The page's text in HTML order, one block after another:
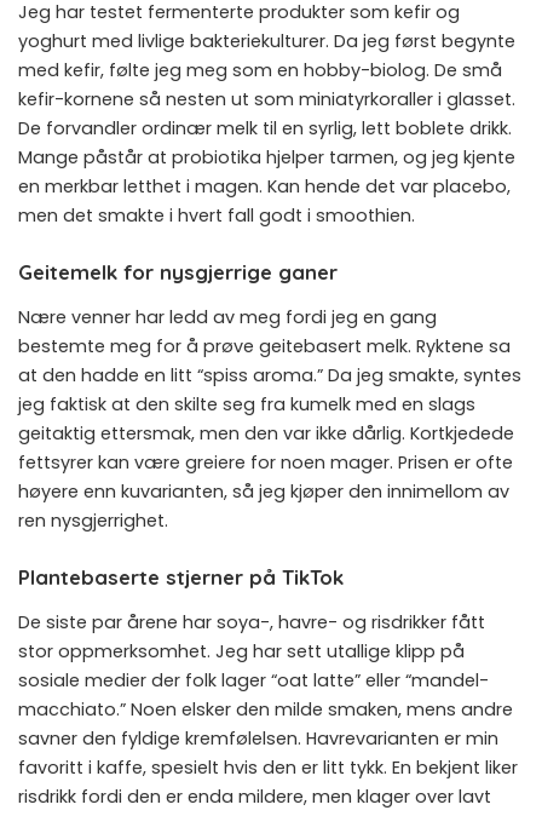
Jeg har testet fermenterte produkter som kefir og
yoghurt med livlige bakteriekulturer. Da jeg først begynte
med kefir, følte jeg meg som en hobby-biolog. De små
kefir-kornene så nesten ut som miniatyrkoraller i glasset.
De forvandler ordinær melk til en syrlig, lett boblete drikk.
Mange påstår at probiotika hjelper tarmen, og jeg kjente
en merkbar letthet i magen. Kan hende det var placebo,
men det smakte i hvert fall godt i smoothien.
Geitemelk for nysgjerrige ganer
Nære venner har ledd av meg fordi jeg en gang
bestemte meg for å prøve geitebasert melk. Ryktene sa
at den hadde en litt “spiss aroma.” Da jeg smakte, syntes
jeg faktisk at den skilte seg fra kumelk med en slags
geitaktig ettersmak, men den var ikke dårlig. Kortkjedede
fettsyrer kan være greiere for noen mager. Prisen er ofte
høyere enn kuvarianten, så jeg kjøper den innimellom av
ren nysgjerrighet.
Plantebaserte stjerner på TikTok
De siste par årene har soya-, havre- og risdrikker fått
stor oppmerksomhet. Jeg har sett utallige klipp på
sosiale medier der folk lager “oat latte” eller “mandel-
macchiato.” Noen elsker den milde smaken, mens andre
savner den fyldige kremfølelsen. Havrevarianten er min
favoritt i kaffe, spesielt hvis den er litt tykk. En bekjent liker
risdrikk fordi den er enda mildere, men klager over lavt